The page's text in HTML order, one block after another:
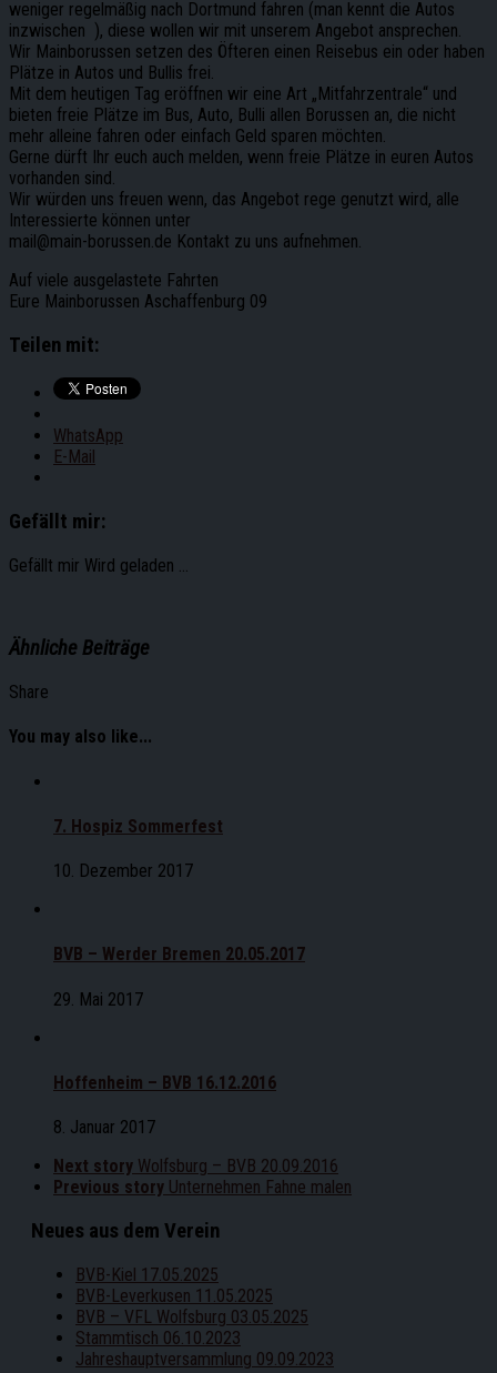
weniger regelmäßig nach Dortmund fahren (man kennt die Autos
inzwischen ), diese wollen wir mit unserem Angebot ansprechen.
Wir Mainborussen setzen des Öfteren einen Reisebus ein oder haben
Plätze in Autos und Bullis frei.
Mit dem heutigen Tag eröffnen wir eine Art „Mitfahrzentrale“ und
bieten freie Plätze im Bus, Auto, Bulli allen Borussen an, die nicht
mehr alleine fahren oder einfach Geld sparen möchten.
Gerne dürft Ihr euch auch melden, wenn freie Plätze in euren Autos
vorhanden sind.
Wir würden uns freuen wenn, das Angebot rege genutzt wird, alle
Interessierte können unter
mail@main-borussen.de Kontakt zu uns aufnehmen.
Auf viele ausgelastete Fahrten
Eure Mainborussen Aschaffenburg 09
Teilen mit:
WhatsApp
E-Mail
Gefällt mir:
Gefällt mir Wird geladen …
Ähnliche Beiträge
Share
You may also like...
7. Hospiz Sommerfest
10. Dezember 2017
BVB – Werder Bremen 20.05.2017
29. Mai 2017
Hoffenheim – BVB 16.12.2016
8. Januar 2017
Next story Wolfsburg – BVB 20.09.2016
Previous story Unternehmen Fahne malen
Neues aus dem Verein
BVB-Kiel 17.05.2025
BVB-Leverkusen 11.05.2025
BVB – VFL Wolfsburg 03.05.2025
Stammtisch 06.10.2023
Jahreshauptversammlung 09.09.2023